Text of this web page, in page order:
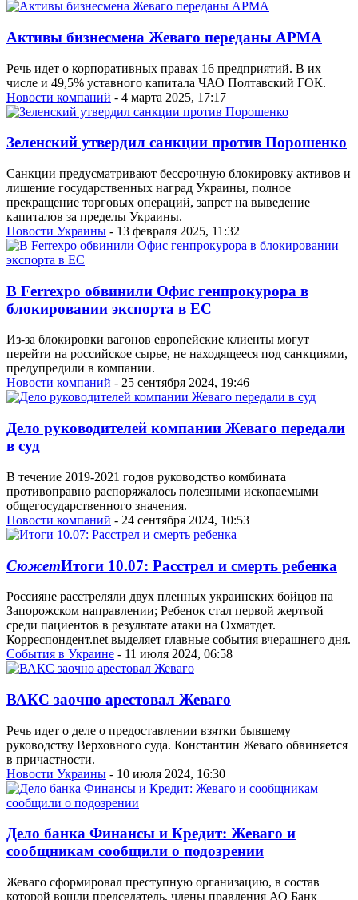
Активы бизнесмена Жеваго переданы АРМА
Речь идет о корпоративных правах 16 предприятий. В их
числе и 49,5% уставного капитала ЧАО Полтавский ГОК.
Новости компаний - 4 марта 2025, 17:17
Зеленский утвердил санкции против Порошенко
Санкции предусматривают бессрочную блокировку активов и
лишение государственных наград Украины, полное
прекращение торговых операций, запрет на выведение
капиталов за пределы Украины.
Новости Украины - 13 февраля 2025, 11:32
В Ferrexpo обвинили Офис генпрокурора в
блокировании экспорта в ЕС
Из-за блокировки вагонов европейские клиенты могут
перейти на российское сырье, не находящееся под санкциями,
предупредили в компании.
Новости компаний - 25 сентября 2024, 19:46
Дело руководителей компании Жеваго передали
в суд
В течение 2019-2021 годов руководство комбината
противоправно распоряжалось полезными ископаемыми
общегосударственного значения.
Новости компаний - 24 сентября 2024, 10:53
СюжетИтоги 10.07: Расстрел и смерть ребенка
Россияне расстреляли двух пленных украинских бойцов на
Запорожском направлении; Ребенок стал первой жертвой
среди пациентов в результате атаки на Охматдет.
Корреспондент.net выделяет главные события вчерашнего дня.
События в Украине - 11 июля 2024, 06:58
ВАКС заочно арестовал Жеваго
Речь идет о деле о предоставлении взятки бывшему
руководству Верховного суда. Константин Жеваго обвиняется
в причастности.
Новости Украины - 10 июля 2024, 16:30
Дело банка Финансы и Кредит: Жеваго и
сообщникам сообщили о подозрении
Жеваго сформировал преступную организацию, в состав
которой вошли председатель, члены правления АО Банк